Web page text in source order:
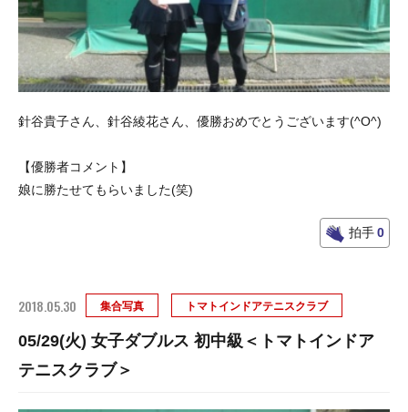
針谷貴子さん、針谷綾花さん、優勝おめでとうございます(^O^)
【優勝者コメント】
娘に勝たせてもらいました(笑)
拍手0
2018.05.30 集合写真 トマトインドアテニスクラブ
05/29(火) 女子ダブルス 初中級＜トマトインドア
テニスクラブ＞